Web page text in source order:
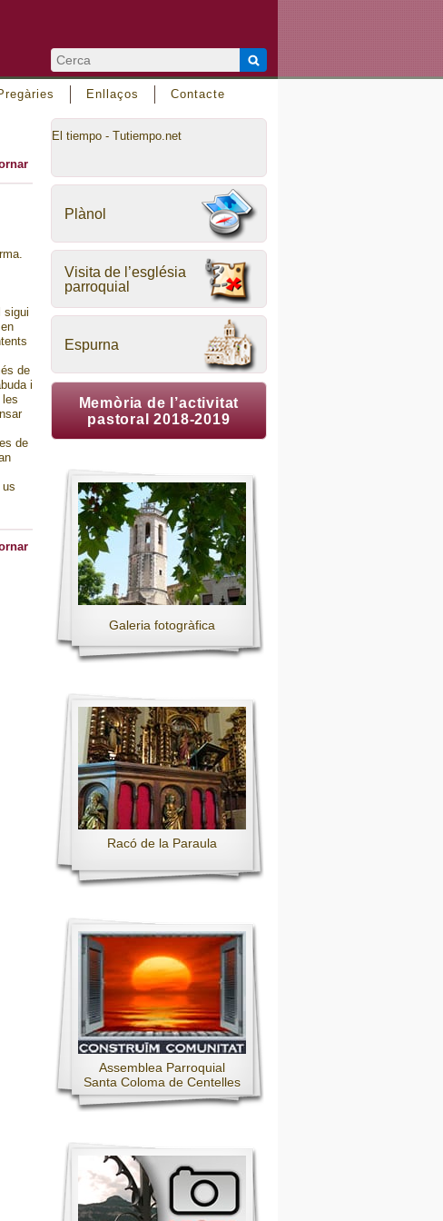
Enllaços Contacte
sigui
de
i
de
El tiempo - Tutiempo.net
Plànol
Visita de l’església
parroquial
Espurna
Memòria de l’activitat
pastoral 2018-2019
Galeria fotogràfica
Racó de la Paraula
Assemblea Parroquial
Santa Coloma de Centelles